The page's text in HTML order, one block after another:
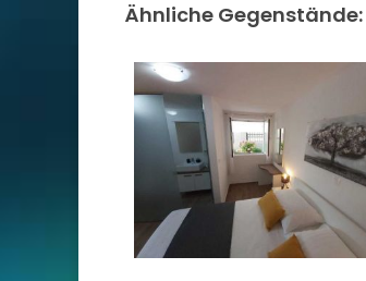
Ähnliche Gegenstände: